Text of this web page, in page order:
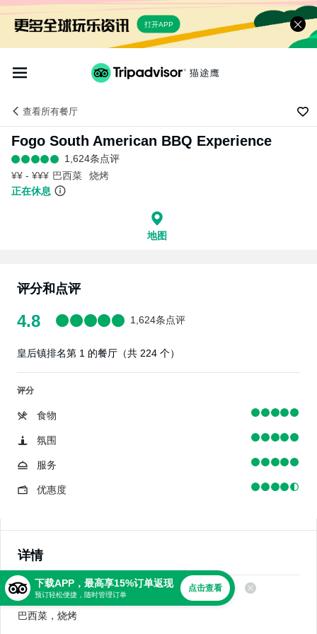
打开APP
查看所有餐厅
Fogo South American BBQ Experience
1,624条点评
¥¥ - ¥¥¥ 巴西菜
烧烤
正在休息
地图
评分和点评
4.8 1,624条点评
皇后镇排名第 1 的餐厅（共 224 个）
评分
食物
氛围
服务
优惠度
详情
美食
巴西菜，烧烤
下载APP，最高享15%订单返现
预订轻松便捷，随时管理订单
点击查看